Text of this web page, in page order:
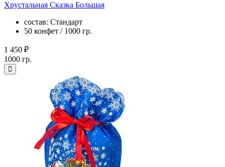
Хрустальная Сказка Большая
состав: Стандарт
50 конфет / 1000 гр.
1 450 ₽
1000 гр.